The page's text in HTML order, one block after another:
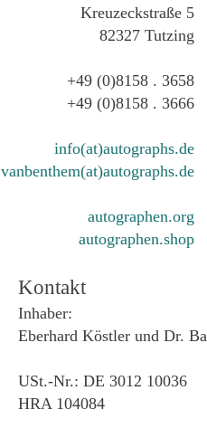
Kreuzeckstraße 5
82327 Tutzing
+49 (0)8158 . 3658
+49 (0)8158 . 3666
info(at)autographs.de
vanbenthem(at)autographs.de
autographen.org
autographen.shop
Kontakt
Inhaber:
Eberhard Köstler und Dr.
USt.-Nr.: DE 3012 10036
HRA 104084